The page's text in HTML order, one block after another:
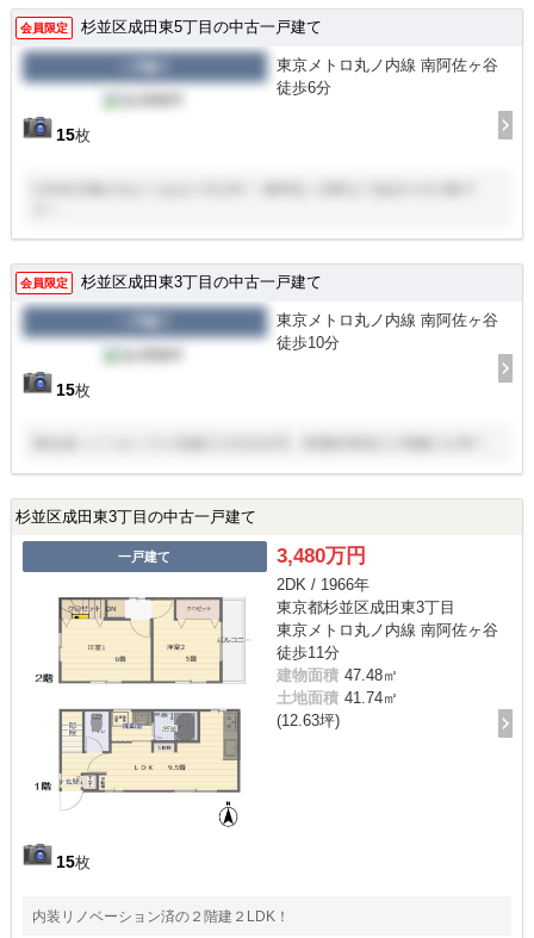
会員限定 杉並区成田東5丁目の中古一戸建て
15枚
東京メトロ丸ノ内線 南阿佐ヶ谷
徒歩6分
会員限定 杉並区成田東3丁目の中古一戸建て
15枚
東京メトロ丸ノ内線 南阿佐ヶ谷
徒歩10分
杉並区成田東3丁目の中古一戸建て
一戸建て
15枚
3,480万円
2DK / 1966年
東京都杉並区成田東3丁目
東京メトロ丸ノ内線 南阿佐ヶ谷
徒歩11分
建物面積 47.48㎡
土地面積 41.74㎡
(12.63坪)
内装リノベーション済の２階建２LDK！